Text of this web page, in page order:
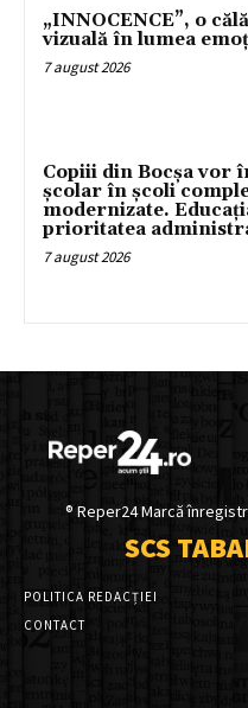
„INNOCENCE”, o
vizuală în lumea
7 august 2026
Copiii din Bocșa vor
școlar în școli
modernizate.
prioritatea
7 august 2026
® Reper24 Marcă
SCS
POLITICA REDACȚIEI
CONTACT